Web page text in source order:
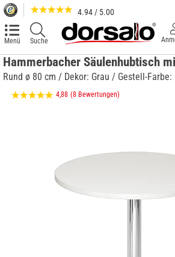
4.94 / 5.00
Menü Suche
Hammerbacher Säulenhubtisch
Rund ø 80 cm / Dekor: Grau / Gestell-Farbe:
4,88 (8 Bewertungen)